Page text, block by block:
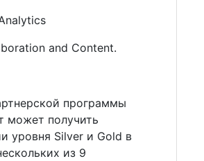
and Content.
программы
может получить
уровня Silver и Gold в
из 9